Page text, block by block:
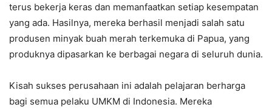
terus bekerja keras dan memanfaatkan setiap kesempatan
yang ada. Hasilnya, mereka berhasil menjadi salah satu
produsen minyak buah merah terkemuka di Papua, yang
produknya dipasarkan ke berbagai negara di seluruh dunia.
Kisah sukses perusahaan ini adalah pelajaran berharga
bagi semua pelaku UMKM di Indonesia. Mereka